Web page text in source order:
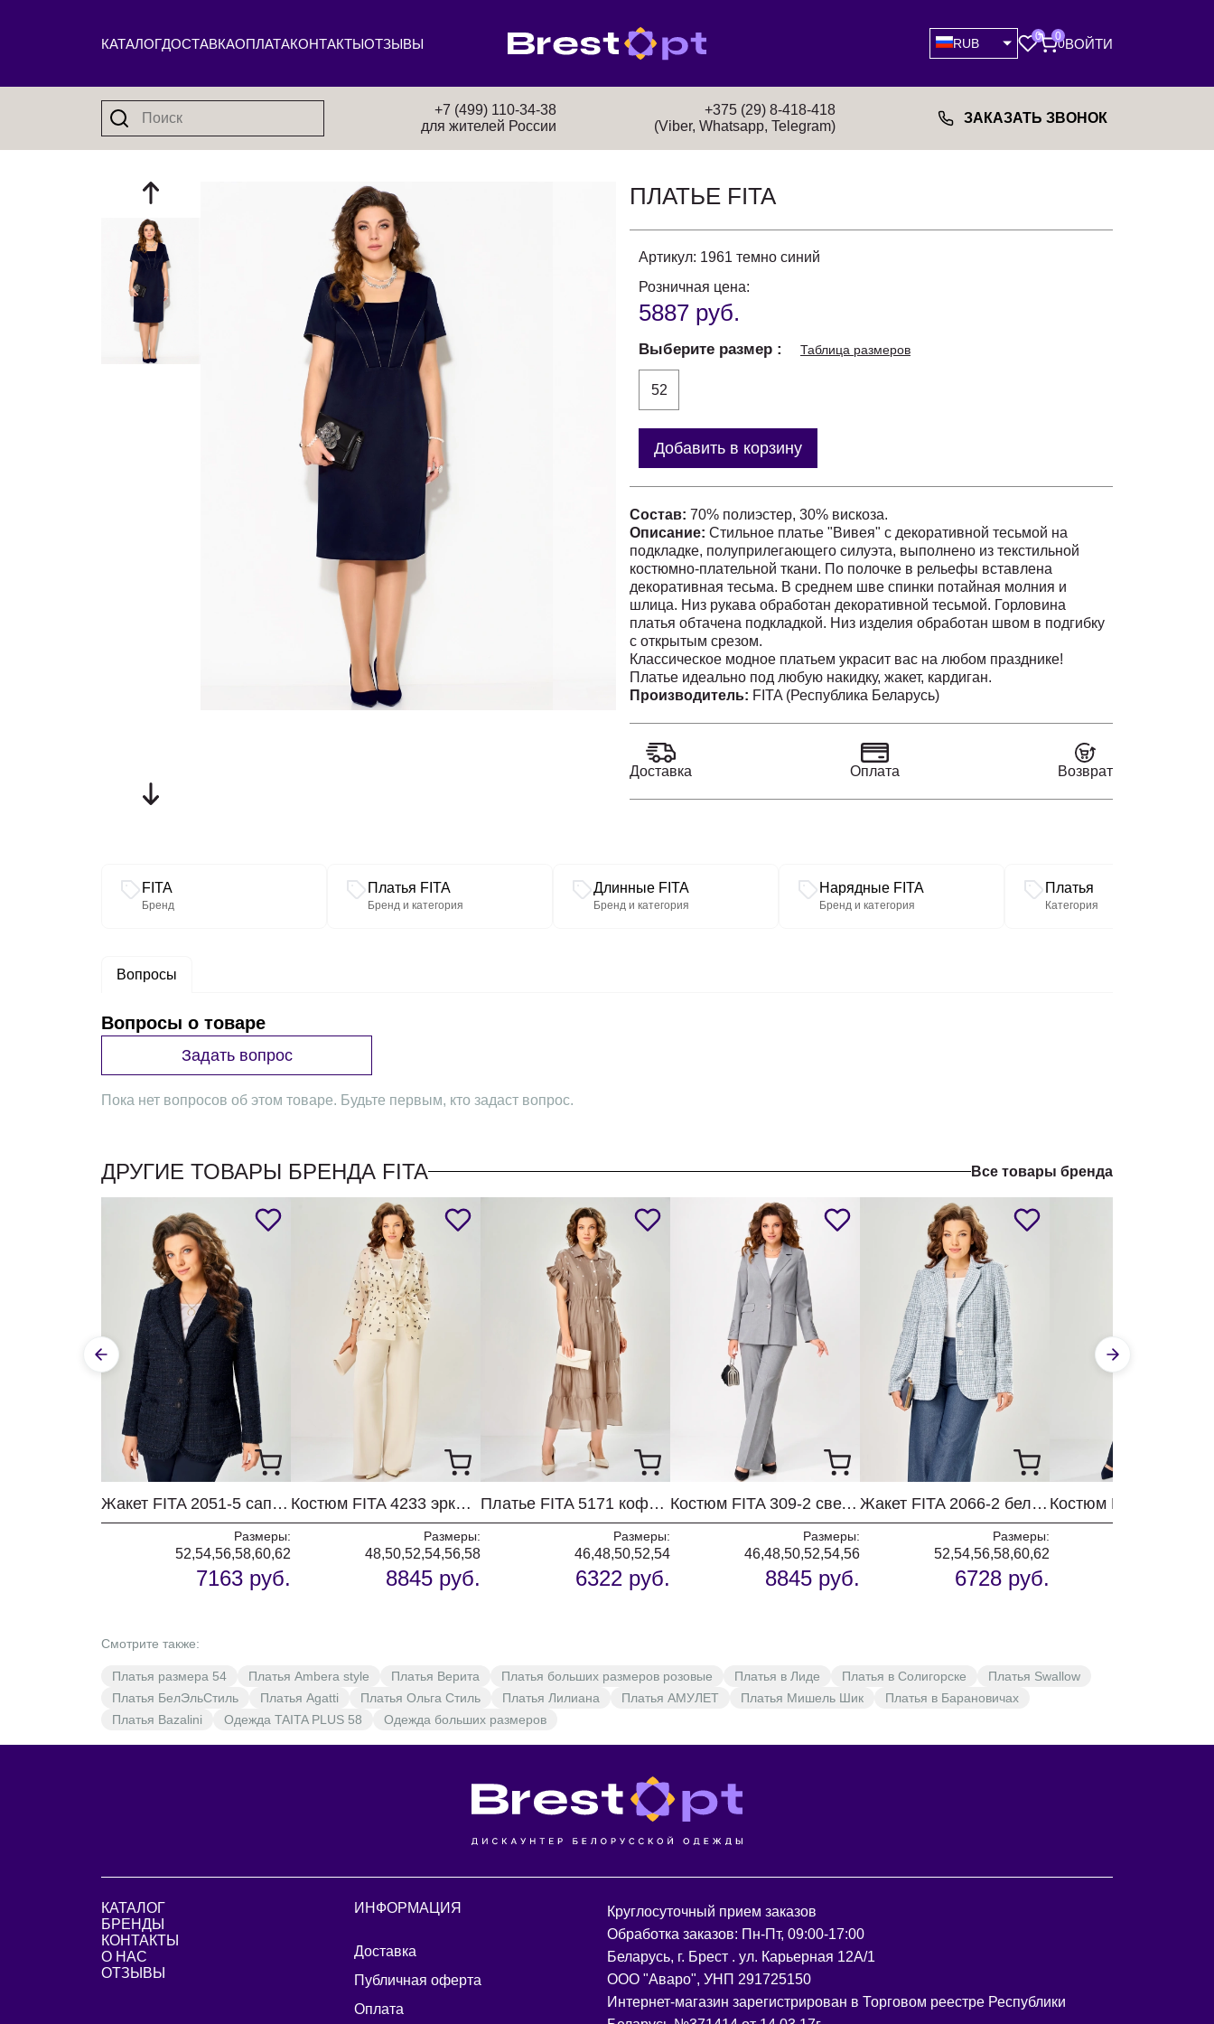
КАТАЛОГДОСТАВКАОПЛАТАКОНТАКТЫОТЗЫВЫ RUB
0 0
0ВОЙТИ
+7 (499) 110-34-38
для жителей России
+375 (29) 8-418-418
(Viber, Whatsapp, Telegram)
ЗАКАЗАТЬ ЗВОНОК
ПЛАТЬЕ FITA
Артикул: 1961 темно синий
Розничная цена:
5887 руб.
Выберите размер Таблица размеров
52
Добавить в корзину
Состав: 70% полиэстер, 30% вискоза.
Описание: Стильное платье "Вивея" с декоративной тесьмой на
подкладке, полуприлегающего силуэта, выполнено из текстильной
костюмно-плательной ткани. По полочке в рельефы вставлена
декоративная тесьма. В среднем шве спинки потайная молния и
шлица. Низ рукава обработан декоративной тесьмой. Горловина
платья обтачена подкладкой. Низ изделия обработан швом в подгибку
с открытым срезом.
Классическое модное платьем украсит вас на любом празднике!
Платье идеально под любую накидку, жакет, кардиган.
Производитель: FITA (Республика Беларусь)
Доставка Оплата Возврат
FITA
Бренд
Платья FITA
Бренд и категория
Длинные FITA
Бренд и категория
Нарядные FITA
Бренд и категория
Платья
Категория
Вопросы
Вопросы о товаре
Задать вопрос
Пока нет вопросов об этом товаре. Будьте первым, кто задаст вопрос.
ДРУГИЕ ТОВАРЫ БРЕНДА FITA Все товары бренда
Жакет FITA 2051-5 саприфовый
Размеры:
52,54,56,58,60,62
7163 руб.
Костюм FITA 4233 эркю+черный
Размеры:
48,50,52,54,56,58
8845 руб.
Платье FITA 5171 кофейный
Размеры:
46,48,50,52,54
6322 руб.
Костюм FITA 309-2 светло-серый
Размеры:
46,48,50,52,54,56
8845 руб.
Жакет FITA 2066-2 бело-голубой
Размеры:
52,54,56,58,60,62
6728 руб.
Смотрите также:
Платья размера 54 Платья Ambera style Платья Верита Платья больших размеров розовые Платья в Лиде Платья в Солигорске
Платья Swallow
Платья БелЭльСтиль
Платья Agatti Платья Ольга Стиль Платья Лилиана Платья АМУЛЕТ Платья Мишель Шик
Платья в Барановичах
Платья Bazalini
Одежда TAITA PLUS 58 Одежда больших размеров
КАТАЛОГ
БРЕНДЫ
КОНТАКТЫ
О НАС
ОТЗЫВЫ
ИНФОРМАЦИЯ
Доставка
Публичная оферта
Оплата
Круглосуточный прием заказов
Обработка заказов: Пн-Пт, 09:00-17:00
Беларусь, г. Брест . ул. Карьерная 12А/1
ООО "Аваро", УНП 291725150
Интернет-магазин зарегистрирован в Торговом реестре Республики